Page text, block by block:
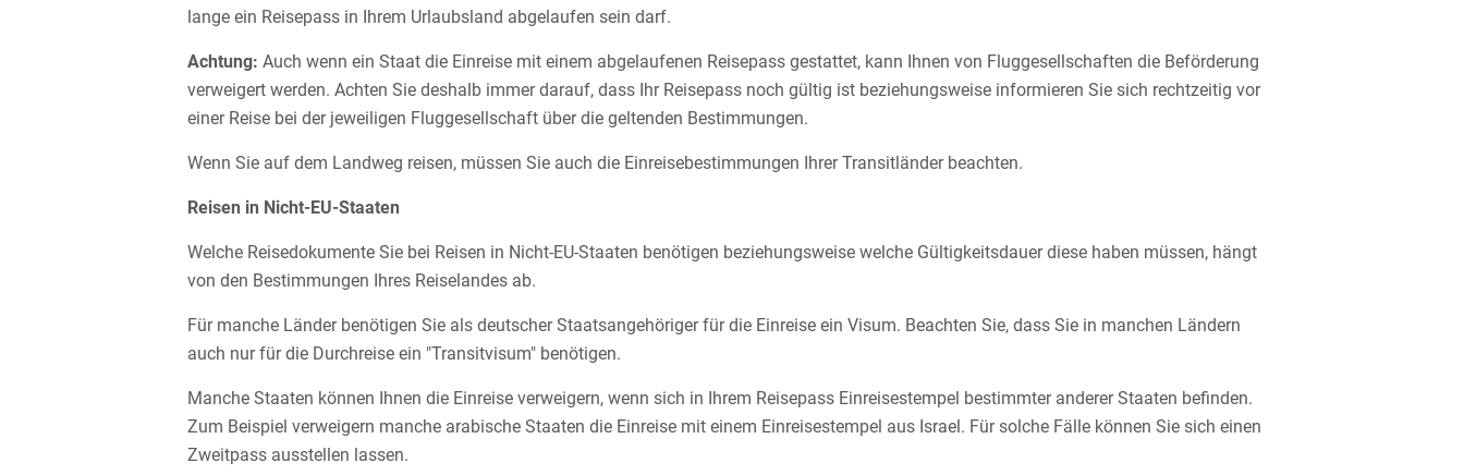
lange ein Reisepass in Ihrem Urlaubsland abgelaufen sein darf.
Achtung: Auch wenn ein Staat die Einreise mit einem abgelaufenen Reisepass gestattet, kann Ihnen von Fluggesellschaften die Beförderung
verweigert werden. Achten Sie deshalb immer darauf, dass Ihr Reisepass noch gültig ist beziehungsweise informieren Sie sich rechtzeitig vor
einer Reise bei der jeweiligen Fluggesellschaft über die geltenden Bestimmungen.
Wenn Sie auf dem Landweg reisen, müssen Sie auch die Einreisebestimmungen Ihrer Transitländer beachten.
Reisen in Nicht-EU-Staaten
Welche Reisedokumente Sie bei Reisen in Nicht-EU-Staaten benötigen beziehungsweise welche Gültigkeitsdauer diese haben müssen, hängt
von den Bestimmungen Ihres Reiselandes ab.
Für manche Länder benötigen Sie als deutscher Staatsangehöriger für die Einreise ein Visum. Beachten Sie, dass Sie in manchen Ländern
auch nur für die Durchreise ein "Transitvisum" benötigen.
Manche Staaten können Ihnen die Einreise verweigern, wenn sich in Ihrem Reisepass Einreisestempel bestimmter anderer Staaten befinden.
Zum Beispiel verweigern manche arabische Staaten die Einreise mit einem Einreisestempel aus Israel. Für solche Fälle können Sie sich einen
Zweitpass ausstellen lassen.